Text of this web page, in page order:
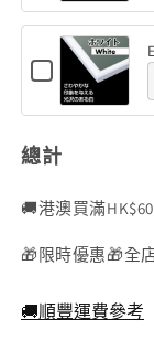
50×75cm
鋁
黑
色
50×75cm
色
Checkbox
for
Epoch
框
白
-
of
總計
🚚港澳買滿
🎁限時優惠🎁全
🚚順豐運費參考